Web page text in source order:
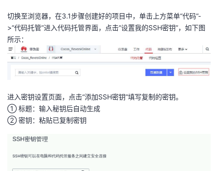
切换至浏览器，在3.1步骤创建好的项目中，单击上方菜单“代码”-
>“代码托管”进入代码托管界面，点击“设置我的SSH密钥”，如下图
所示：
进入密钥设置页面，点击“添加SSH密钥”填写复制的密钥。
① 标题：输入秘钥后自动生成
② 密钥：粘贴已复制密钥